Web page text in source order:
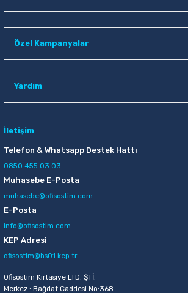
Özel Kampanyalar
Yardım
İletişim
Telefon & Whatsapp Destek Hattı
0850 455 03 03
Muhasebe E-Posta
muhasebe@ofisostim.com
E-Posta
info@ofisostim.com
KEP Adresi
ofisostim@hs01.kep.tr
Ofisostim Kırtasiye LTD. ŞTİ.
Merkez : Bağdat Caddesi No:368